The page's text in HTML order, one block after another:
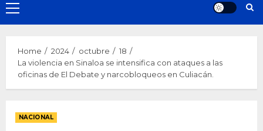
Primary
Menu
Home 2024 octubre
18
La violencia en Sinaloa se intensifica con ataques a las
oficinas de El Debate y narcobloqueos en Culiacán.
NACIONAL